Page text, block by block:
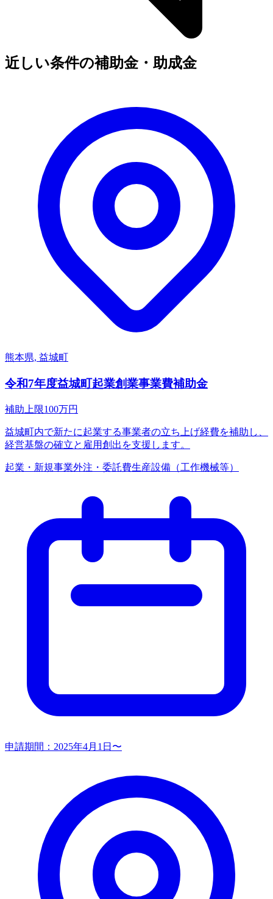
近しい条件の補助金・助成金
熊本県, 益城町
令和7年度益城町起業創業事業費補助金
補助上限100万円
益城町内で新たに起業する事業者の立ち上げ経費を補助し、
経営基盤の確立と雇用創出を支援します。
起業・新規事業外注・委託費生産設備（工作機械等）
申請期間： 2025年4月1日〜